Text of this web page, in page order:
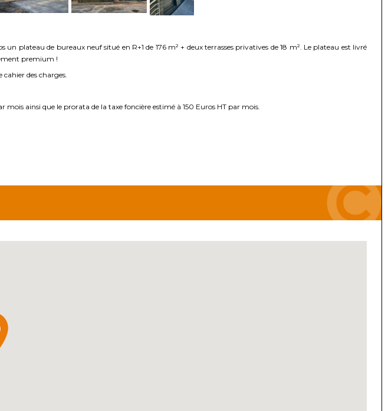
plateau de bureaux neuf situé en R+1 de 176 m² + deux terrasses privatives de 18 m². Le plateau est livré
premium !
des charges.
ainsi que le prorata de la taxe foncière estimé à 150 Euros HT par mois.